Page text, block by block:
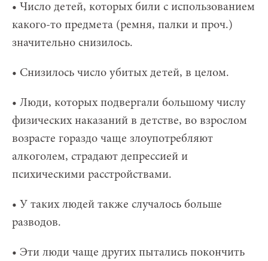
• Число детей, которых били с использованием
какого-то предмета (ремня, палки и проч.)
значительно снизилось.
• Снизилось число убитых детей, в целом.
• Люди, которых подвергали большому числу
физических наказаний в детстве, во взрослом
возрасте гораздо чаще злоупотребляют
алкоголем, страдают депрессией и
психическими расстройствами.
• У таких людей также случалось больше
разводов.
• Эти люди чаще других пытались покончить